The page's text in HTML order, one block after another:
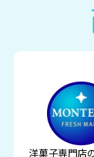
洋菓子専門店